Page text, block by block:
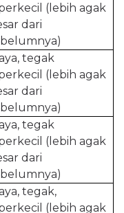
(lebih agak
dari
tegak
(lebih agak
dari
tegak
(lebih agak
dari
tegak,
(lebih agak